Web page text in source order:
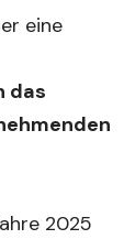
eine
das
2025